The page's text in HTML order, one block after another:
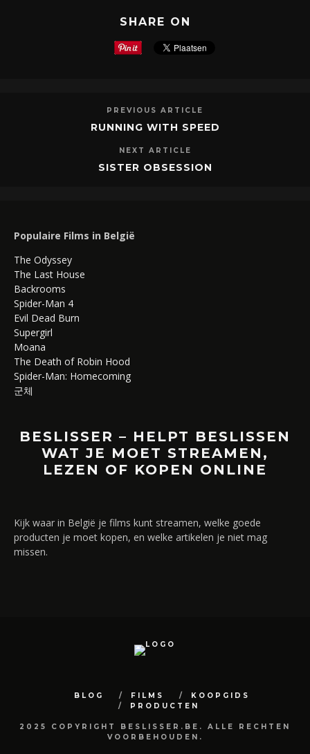
SHARE ON
PREVIOUS ARTICLE
RUNNING WITH SPEED
NEXT ARTICLE
SISTER OBSESSION
Populaire Films in België
The Odyssey
The Last House
Backrooms
Spider-Man 4
Evil Dead Burn
Supergirl
Moana
The Death of Robin Hood
Spider-Man: Homecoming
군체
BESLISSER – HELPT BESLISSEN
WAT JE MOET STREAMEN,
LEZEN OF KOPEN ONLINE
Kijk waar in België je films kunt streamen, welke goede
producten je moet kopen, en welke artikelen je niet mag
missen.
BLOG FILMS
KOOPGIDS
PRODUCTEN
2025 COPYRIGHT BESLISSER.BE. ALLE RECHTEN
VOORBEHOUDEN.